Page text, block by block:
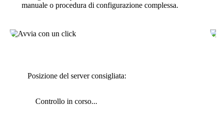
manuale o procedura di configurazione complessa.
Posizione del server consigliata:
Controllo in corso...